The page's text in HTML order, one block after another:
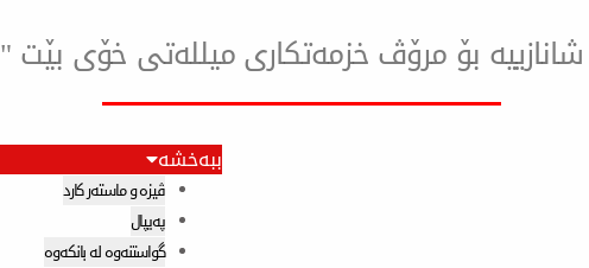
بۆ مرۆڤ خزمەتكاری میللەتی خۆی بێت "
ببەخشە
ڤیزە و ماستەر کارد
پەیپال
گواستنەوە لە بانکەوە